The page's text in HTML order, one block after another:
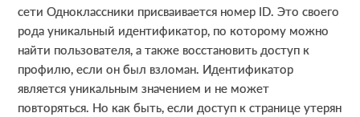
сети Одноклассники присваивается номер ID. Это своего
рода уникальный идентификатор, по которому можно
найти пользователя, а также восстановить доступ к
профилю, если он был взломан. Идентификатор
является уникальным значением и не может
повторяться. Но как быть, если доступ к странице утерян